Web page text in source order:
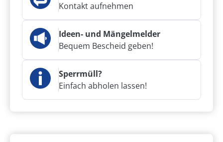
Kontakt aufnehmen
Ideen- und Mängelmelder
Bequem Bescheid geben!
Sperrmüll?
Einfach abholen lassen!